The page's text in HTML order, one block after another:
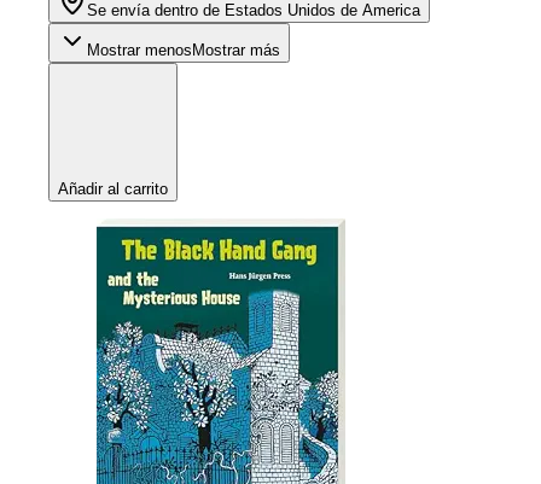
Se envía dentro de Estados Unidos de America
Mostrar menos Mostrar más
Añadir al carrito